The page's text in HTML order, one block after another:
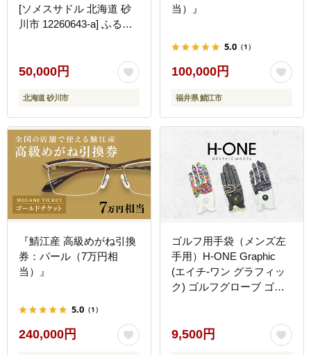
[ソメスサドル 北海道 砂
川市 12260643-a] ふるさ
本革 革 革製品 革ベルト
50,000円
北海道 砂川市
当）』
5.0 （1）
100,000円
福井県 鯖江市
『鯖江産 高級めがね引換
券：パール（7万円相
当）』
5.0 （1）
240,000円
ゴルフ用手袋（メンズ左
手用）H-ONE Graphic
(エイチ-ワン グラフィッ
ク) ゴルフグローブ ゴル
タルカモ
9,500円